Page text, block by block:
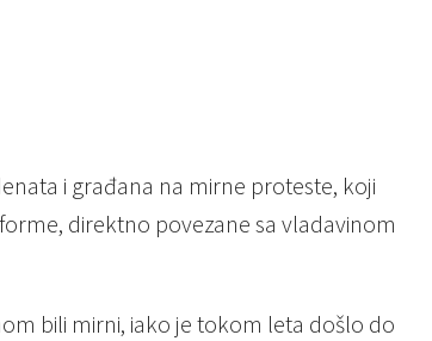
i građana na mirne proteste, koji
direktno povezane sa vladavinom
bili mirni, iako je tokom leta došlo do